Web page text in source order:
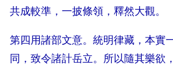
共成較準 ，一披條領 ，釋然大觀。
第四用諸部文意。統明律藏 ，本實
同 ，致令諸計岳立。 所以隨其樂欲